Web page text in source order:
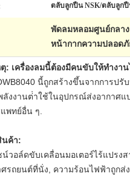
ตลับลูกปืน NSK/ตลับลูก
พัดลมหลอมศูนย์กลา
หน้ากากความปลอด
: เครื่องลมนี้ต้องมีคนขับให้ทํางาน
นี้ถูกสร้างขึ้นจากการปรั
งงานต่ําใช้ในอุปกรณ์ส่งอากาศแ
พทย์อื่น ๆ.
นค้า:
วอล์ดขับเคลื่อนมอเตอร์ไร้แปรง
ศรถยนต์ที่นั่ง, ความร้อนไฟฟ้าถูกส่